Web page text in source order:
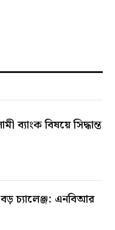
ব্যাংক বিষয়ে সিদ্ধান্ত
চ্যালেঞ্জ: এনবিআর